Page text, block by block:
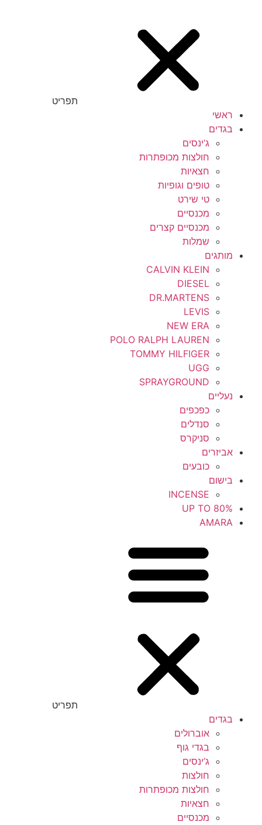
תפריט
ראשי
בגדים
ג’ינסים
חולצות מכופתרות
חצאיות
טופים וגופיות
טי שירט
מכנסיים
מכנסיים קצרים
שמלות
מותגים
CALVIN KLEIN
DIESEL
DR.MARTENS
LEVIS
NEW ERA
POLO RALPH LAUREN
TOMMY HILFIGER
UGG
SPRAYGROUND
נעליים
כפכפים
סנדלים
סניקרס
אביזרים
כובעים
בישום
INCENSE
UP TO 80%
AMARA
תפריט
בגדים
אוברולים
בגדי גוף
ג’ינסים
חולצות
חולצות מכופתרות
חצאיות
מכנסיים